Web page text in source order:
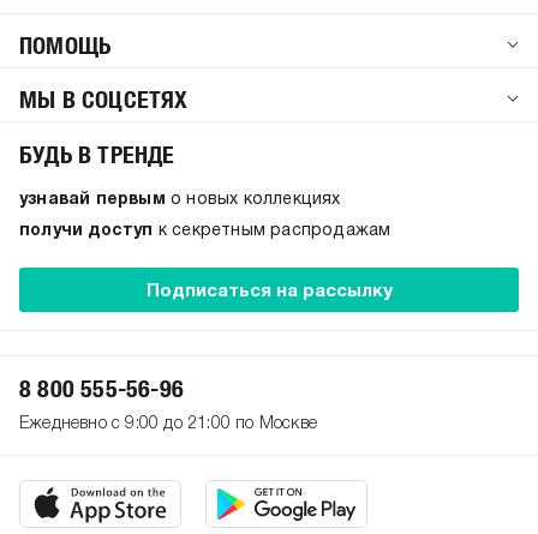
ПОМОЩЬ
МЫ В СОЦСЕТЯХ
БУДЬ В ТРЕНДЕ
узнавай первым о новых коллекциях
получи доступ
к секретным распродажам
Подписаться на рассылку
8 800 555-56-96
Ежедневно с 9:00 до 21:00 по Москве